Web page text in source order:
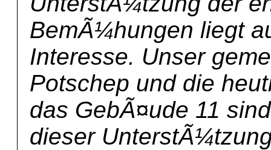
BemÃ¼hungen liegt
Interesse. Unser
Potschep und die
das GebÃ¤ude 11
dieser